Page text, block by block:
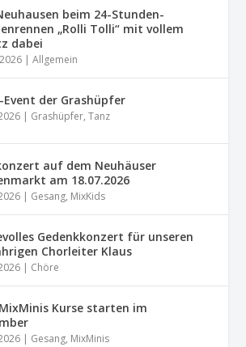
beim 24-Stunden-
„Rolli Tolli“ mit vollem
dabei
|Allgemein
Event der Grashüpfer
| Grashüpfer,Tanz
auf dem Neuhäuser
am 18.07.2026
| Gesang, MixKids
Gedenkkonzert für unseren
Chorleiter Klaus
| Chöre
Kurse starten im
| Gesang, MixMinis